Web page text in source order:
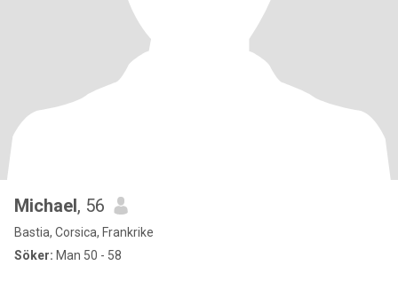
Michael, 56
Bastia, Corsica, Frankrike
Söker: Man 50 - 58